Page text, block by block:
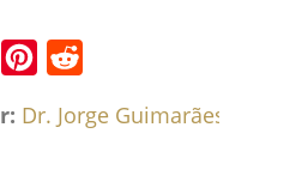
Dr. Jorge Guimarães